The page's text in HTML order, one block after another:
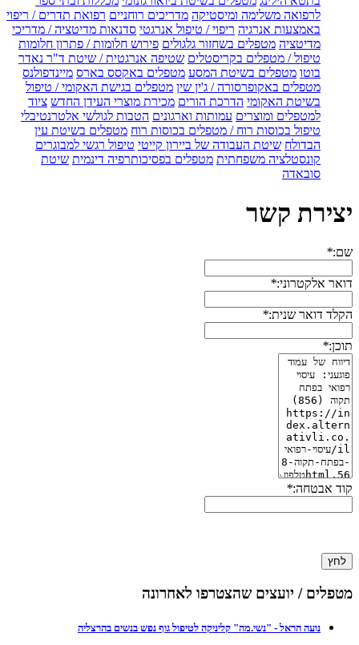
לרפואה משלימה ומיסטיקה מדריכים רוחניים רפואת תדרים / ריפוי
באמצעות אנרגיה ריפוי / טיפול אנרגטי סדנאות מדיטציה / מדריכי
מדיטציה מטפלים בשחזור גלגולים פירוש חלומות / פתרון חלומות
טיפול / מטפלים בקריסטלים שטיפה אנרגטית / שיטת ד"ר נאדר
בוטו מטפלים בשיטת המסע מטפלים באקסס בארס מיינדפולנס
מטפלים באקופרסורה / ג'ין שין מטפלים בגישת האקומי / טיפול
בשיטת האקומי הדרכת הורים מכירת מוצרי העידן החדש ציוד
למטפלים ומוצרים עמותות וארגונים הטבות לגולשי אלטרנטיבלי
טיפול בכוסות רוח / מטפלים בכוסות רוח מטפלים בשיטת עין
הבדולח שיטת העבודה של ביירון קייטי טיפול רגשי למבוגרים
קונסטלציה משפחתית מטפלים בפסיכותרפיה דינמית שיטת
סובאדה
יצירת קשר
שם:*
דואר אלקטרוני:*
הקלד דואר שנית:*
תוכן:*
קוד אבטחה:*
לחץ
מטפלים / יועצים שהצטרפו לאחרונה
נועה הראל - "נשי.מה" קליניקה לטיפול גוף נפש בנשים בהרצליה